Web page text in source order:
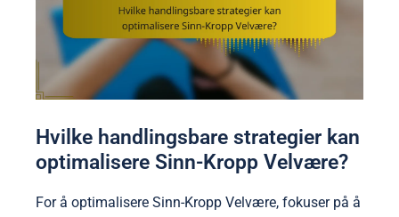
Hvilke handlingsbare strategier kan
optimalisere Sinn-Kropp Velvære?
For å optimalisere Sinn-Kropp Velvære, fokuser på å